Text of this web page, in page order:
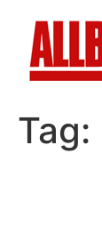
Tag: